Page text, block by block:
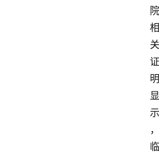
院
相
关
证
明
显
示
，
临